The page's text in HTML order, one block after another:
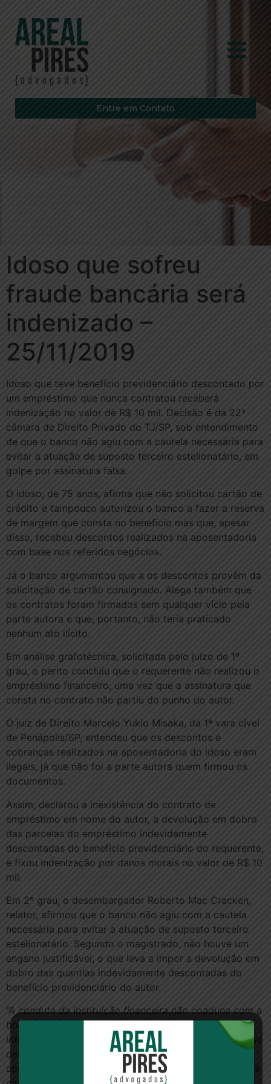
Entre em Contato
Idoso que sofreu
fraude bancária será
indenizado –
25/11/2019
Idoso que teve benefício previdenciário descontado por
um empréstimo que nunca contratou receberá
indenização no valor de R$ 10 mil. Decisão é da 22ª
câmara de Direito Privado do TJ/SP, sob entendimento
de que o banco não agiu com a cautela necessária para
evitar a atuação de suposto terceiro estelionatário, em
golpe por assinatura falsa.
O idoso, de 75 anos, afirma que não solicitou cartão de
crédito e tampouco autorizou o banco a fazer a reserva
de margem que consta no benefício mas que, apesar
disso, recebeu descontos realizados na aposentadoria
com base nos referidos negócios.
Já o banco argumentou que a os descontos provêm da
solicitação de cartão consignado. Alega também que
os contratos foram firmados sem qualquer vício pela
parte autora e que, portanto, não teria praticado
nenhum ato ilícito.
Em análise grafotécnica, solicitada pelo juízo de 1º
grau, o perito concluiu que o requerente não realizou o
empréstimo financeiro, uma vez que a assinatura que
consta no contrato não partiu do punho do autor.
O juiz de Direito Marcelo Yukio Misaka, da 1ª vara cível
de Penápolis/SP, entendeu que os descontos e
cobranças realizados na aposentadoria do idoso eram
ilegais, já que não foi a parte autora quem firmou os
documentos.
Assim, declarou a inexistência do contrato de
empréstimo em nome do autor, a devolução em dobro
das parcelas do empréstimo indevidamente
descontadas do benefício previdenciário do requerente,
e fixou indenização por danos morais no valor de R$ 10
mil.
Em 2º grau, o desembargador Roberto Mac Cracken,
relator, afirmou que o banco não agiu com a cautela
necessária para evitar a atuação de suposto terceiro
estelionatário. Segundo o magistrado, não houve um
engano justificável, o que leva a impor a devolução em
dobro das quantias indevidamente descontadas do
benefício previdenciário do autor.
“A conduta da instituição financeira não coaduna com a
boa-fé, considerando as tentativas extrajudiciais
infrutíferas impetradas pelo requerente, com escopo de
cessar o desconto de parcelas de empréstimo não
contraído, inclusive encaminhando missiva por meio de